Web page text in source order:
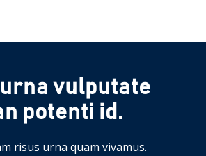
vulputate
potenti id.
risus urna quam vivamus.